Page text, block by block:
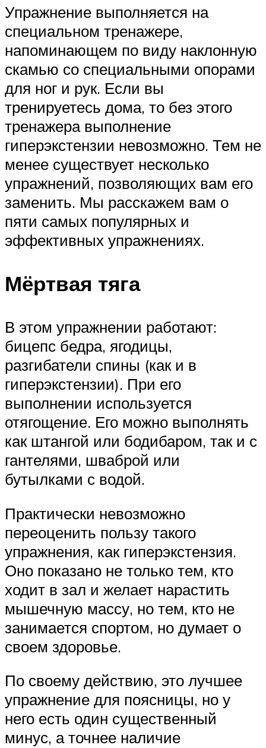
Упражнение выполняется на
специальном тренажере,
напоминающем по виду наклонную
скамью со специальными опорами
для ног и рук. Если вы
тренируетесь дома, то без этого
тренажера выполнение
гиперэкстензии невозможно. Тем не
менее существует несколько
упражнений, позволяющих вам его
заменить. Мы расскажем вам о
пяти самых популярных и
эффективных упражнениях.
Мёртвая тяга
В этом упражнении работают:
бицепс бедра, ягодицы,
разгибатели спины (как и в
гиперэкстензии). При его
выполнении используется
отягощение. Его можно выполнять
как штангой или бодибаром, так и с
гантелями, шваброй или
бутылками с водой.
Практически невозможно
переоценить пользу такого
упражнения, как гиперэкстензия.
Оно показано не только тем, кто
ходит в зал и желает нарастить
мышечную массу, но тем, кто не
занимается спортом, но думает о
своем здоровье.
По своему действию, это лучшее
упражнение для поясницы, но у
него есть один существенный
минус, а точнее наличие